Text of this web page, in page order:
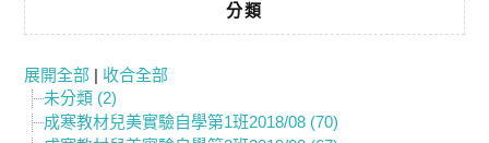
分類
展開全部 | 收合全部
未分類 (2)
成寒教材兒美實驗自學第1班2018/08 (70)